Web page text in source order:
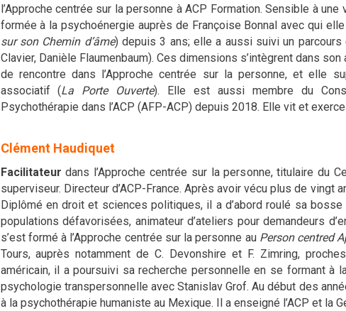
l’Approche centrée sur la personne à ACP Formation. Sensible à
formée à la psychoénergie auprès de Françoise Bonnal avec qui
sur son Chemin d’âme) depuis 3 ans; elle a aussi suivi un parcours
Clavier, Danièle Flaumenbaum). Ces dimensions s’intègrent dans
de rencontre dans l’Approche centrée sur la personne, et elle
associatif (La Porte Ouverte). Elle est aussi membre du
Psychothérapie dans l’ACP (AFP-ACP) depuis 2018. Elle vit et
Clément Haudiquet
Facilitateur dans l’Approche centrée sur la personne, titulaire du
superviseur. Directeur d’ACP-France. Après avoir vécu plus de vingt
Diplômé en droit et sciences politiques, il a d’abord roulé sa
populations défavorisées, animateur d’ateliers pour demandeurs
s’est formé à l’Approche centrée sur la personne au Person centred
Tours, auprès notamment de C. Devonshire et F. Zimring,
américain, il a poursuivi sa recherche personnelle en se formant à
psychologie transpersonnelle avec Stanislav Grof. Au début des
à la psychothérapie humaniste au Mexique. Il a enseigné l’ACP et